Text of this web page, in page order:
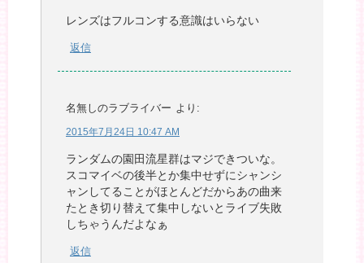
レンズはフルコンする意識はいらない
返信
名無しのラブライバー より:
2015年7月24日 10:47 AM
ランダムの園田流星群はマジできついな。
スコマイベの後半とか集中せずにシャンシ
ャンしてることがほとんどだからあの曲来
たとき切り替えて集中しないとライブ失敗
しちゃうんだよなぁ
返信